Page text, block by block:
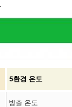
5환경 온도
방출 온도